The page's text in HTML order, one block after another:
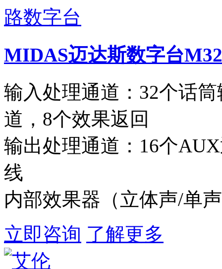
MIDAS迈达斯数字台
输入处理通道：32个话
道，8个效果返回
输出处理通道：16个
线
内部效果器（立体声/单
立即咨询 了解更多